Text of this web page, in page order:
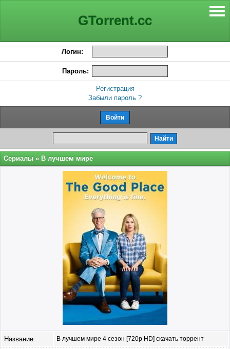
GTorrent.cc
Логин:
Пароль:
Регистрация
Забыли пароль ?
Сериалы » В лучшем мире
Название: В лучшем мире 4 сезон [720p HD] скачать торрент